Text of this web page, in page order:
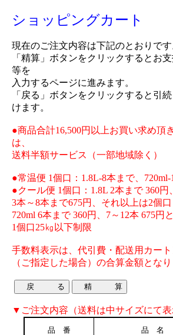
ショッピングカート
現在のご注文内容は下記のとおりです
「精算」ボタンをクリックするとお
等を
入力するページに進みます。
「戻る」ボタンをクリックすると引
けます。
●商品合計16,500円以上お買い求め頂
は、
送料半額サービス（一部地域除く）
●常温便 1個口：1.8L-8本まで、720ml-
●クール便 1個口：1.8L 2本まで 360円、
3本～8本まで675円、それ以上は2個口
720ml 6本まで 360円、7～12本 675円
1個口25㎏以下制限
手数料表示は、代引費・配送用カー
（ご指定した場合）の合算金額となり
▼ご注文内容（送料は中サイズにて表
品 番 品 名